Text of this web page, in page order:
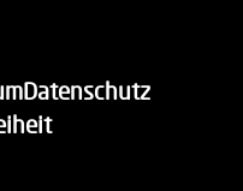
Datenschutz